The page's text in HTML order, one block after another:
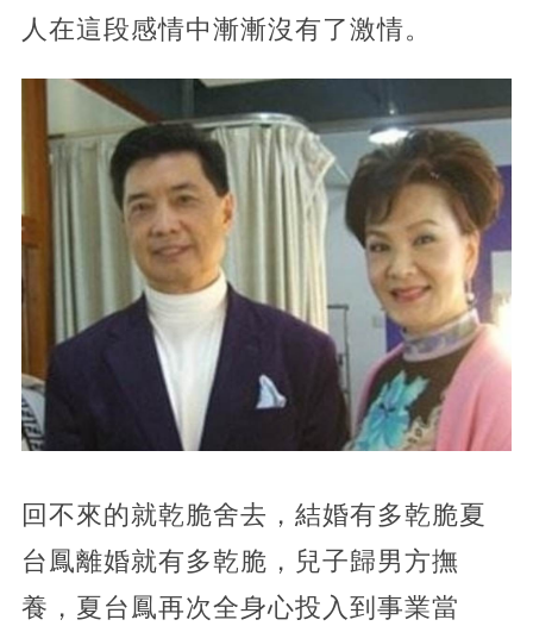
人在這段感情中漸漸沒有了激情。
回不來的就乾脆舍去，結婚有多乾脆夏
台鳳離婚就有多乾脆，兒子歸男方撫
養，夏台鳳再次全身心投入到事業當